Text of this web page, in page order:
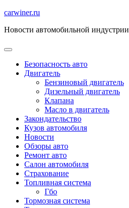
Перейти
содержимому
carwiner.ru
Новости автомобильной индустрии
Безопасность авто
Двигатель
Бензиновый двигатель
Дизельный двигатель
Клапана
Масло в двигатель
Закондательство
Кузов автомобиля
Новости
Обзоры авто
Ремонт авто
Салон автомобиля
Страхование
Топливная система
Гбо
Тормозная система